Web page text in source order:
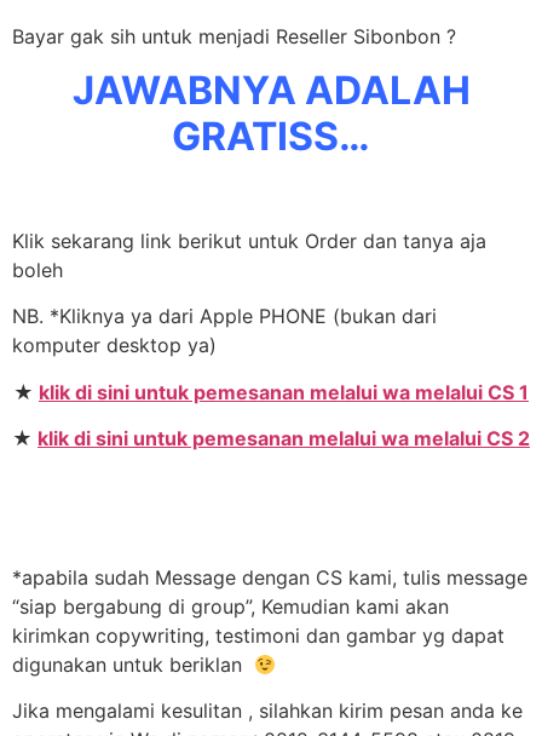
Bayar gak sih untuk menjadi Reseller Sibonbon ?
JAWABNYA ADALAH
GRATISS…
Klik sekarang link berikut untuk Order dan tanya aja
boleh
NB. *Kliknya ya dari Apple PHONE (bukan dari
komputer desktop ya)
★ klik di sini untuk pemesanan melalui wa melalui CS 1
★ klik di sini untuk pemesanan melalui wa melalui CS 2
*apabila sudah Message dengan CS kami, tulis message
“siap bergabung di group”, Kemudian kami akan
kirimkan copywriting, testimoni dan gambar yg dapat
digunakan untuk beriklan
Jika mengalami kesulitan , silahkan kirim pesan anda ke